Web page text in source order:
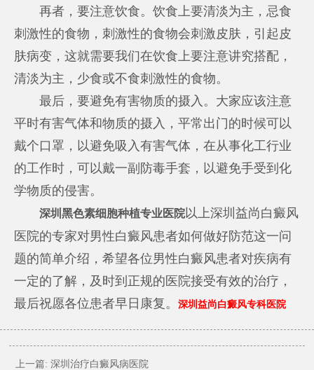
再者，要注意饮食。饮食上要清淡为主，忌食
刺激性的食物，刺激性的食物会刺激皮肤，引起皮
肤病变，这就需要我们在饮食上要注意讲究搭配，
清淡为主，少食或不食刺激性的食物。
最后，要避免有害物质的摄入。大家应该注意
平时有害气体和物质的摄入，平常出门的时候可以
戴个口罩，以避免吸入有害气体，在从事化工行业
的工作时，可以戴一副防毒手套，以避免手受到化
学物质的侵害。
深圳黑色素细胞种植专业医院以上深圳益尚白癜风
医院的专家对男性白癜风患者如何做好防范这一问
题的简单介绍，希望各位男性白癜风患者对疾病有
一定的了解，及时到正规的医院接受有效的治疗，
最后祝愿各位患者早日康复。深圳益尚白癜风专科医院
上一篇: 深圳治疗白癜风病医院